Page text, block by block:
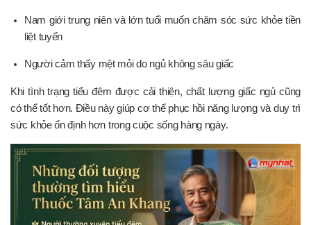
Nam giới trung niên và lớn tuổi muốn chăm sóc sức khỏe tiền
liệt tuyến
Người cảm thấy mệt mỏi do ngủ không sâu giấc
Khi tình trạng tiểu đêm được cải thiện, chất lượng giấc ngủ cũng
có thể tốt hơn. Điều này giúp cơ thể phục hồi năng lượng và duy trì
sức khỏe ổn định hơn trong cuộc sống hàng ngày.